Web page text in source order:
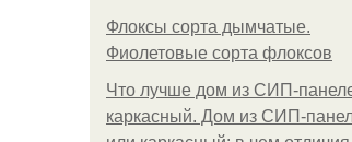
Флоксы сорта дымчатые.
Фиолетовые сорта флоксов
Что лучше дом из СИП-
каркасный. Дом из СИП-